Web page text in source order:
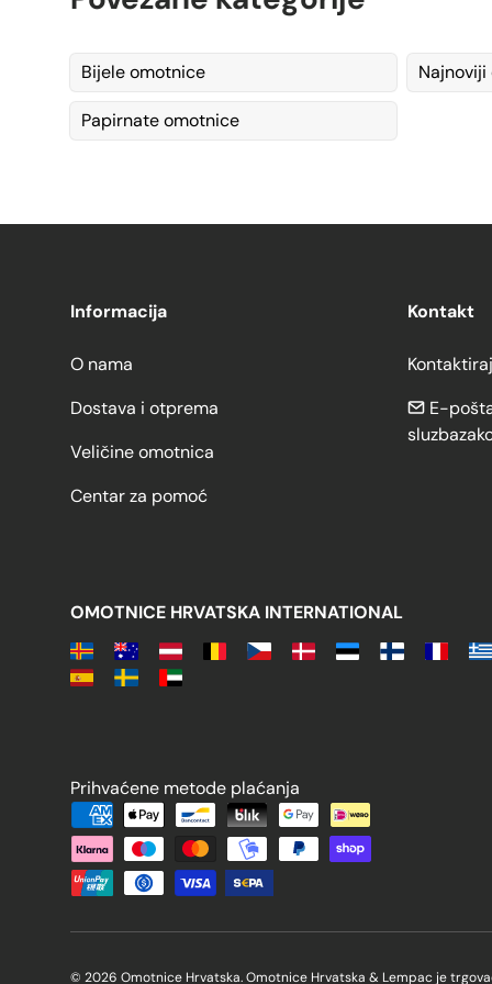
Bijele omotnice
Papirnate omotnice
Informacija
O nama
Dostava i otprema
Veličine omotnica
Centar za pomoć
Kontakt
E-
OMOTNICE HRVATSKA INTERNATIONAL
Prihvaćene metode plaćanja
Prihvaćene metode plaćanja
© 2026 Omotnice Hrvatska. Omotnice Hrvatska & Lempac je